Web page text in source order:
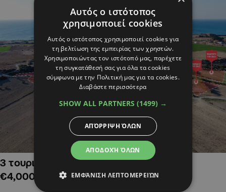
3 τουριστικά χωράφια στην Αλαμινό,
€4,000,000
Αυτός ο ιστότοπος
χρησιμοποιεί cookies
Αυτός ο ιστότοπος χρησιμοποιεί cookies για
τη βελτίωση της εμπειρίας των χρηστών.
Χρησιμοποιώντας τον ιστότοπό μας, παρέχετε
τη συγκατάθεσή σας για όλα τα cookies
σύμφωνα με την Πολιτική μας για τα cookies.
Διαβάστε περισσότερα
SHOW ALL PARTNERS (1499) →
ΑΠΟΔΟΧΉ ΌΛΩΝ
ΑΠΌΡΡΙΨΗ ΌΛΩΝ
ΕΜΦΆΝΙΣΗ ΛΕΠΤΟΜΕΡΕΙΏΝ